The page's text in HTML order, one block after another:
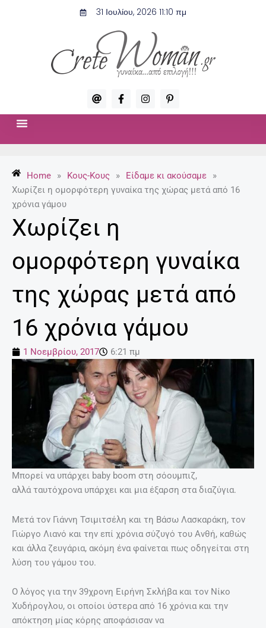
31 Ιουλίου, 2026 11:10 πμ
A
t
F
a
c
I
n
s
P
i
n
-
p
Home » Κους-Κους » Είδαμε κι ακούσαμε
»
Χωρίζει η ομορφότερη γυναίκα της χώρας μετά από 16
χρόνια γάμου
Χωρίζει η
ομορφότερη γυναίκα
της χώρας μετά από
16 χρόνια γάμου
1 Νοεμβρίου, 2017 6:21 πμ
Μπορεί να υπάρχει baby boom στη σόουμπιζ,
αλλά ταυτόχρονα υπάρχει και μια έξαρση στα διαζύγια.
Μετά τον Γιάννη Τσιμιτσέλη και τη Βάσω Λασκαράκη, τον
Γιώργο Λιανό και την επί χρόνια σύζυγό του Ανθή, καθώς
και άλλα ζευγάρια, ακόμη ένα φαίνεται πως οδηγείται στη
λύση του γάμου του.
Ο λόγος για την 39χρονη Ειρήνη Σκλήβα και τον Νίκο
Χυδήρογλου, οι οποίοι ύστερα από 16 χρόνια και την
απόκτηση μίας κόρης αποφάσισαν να